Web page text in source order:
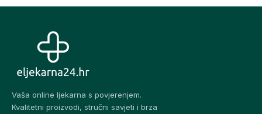
Vaša online ljekarna s povjerenjem.
Kvalitetni proizvodi, stručni savjeti i brza